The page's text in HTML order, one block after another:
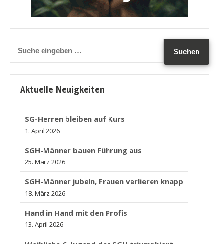
Aktuelle Neuigkeiten
SG-Herren bleiben auf Kurs
1. April 2026
SGH-Männer bauen Führung aus
SGH-Männer jubeln, Frauen verlieren knapp
Hand in Hand mit den Profis
13. April 2026
Weibliche C-Jugend der SGH triumphiert